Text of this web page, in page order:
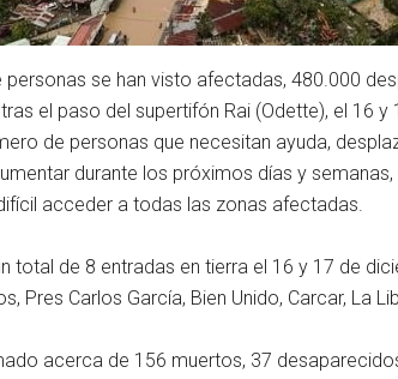
personas se han visto afectadas, 480.000
el paso del supertifón Rai (Odette), el 16
de personas que necesitan ayuda,
durante los próximos días y
acceder a todas las zonas afectadas.
total de 8 entradas en tierra el 16 y 17 de
Pres Carlos García, Bien Unido, Carcar, La
acerca de 156 muertos, 37